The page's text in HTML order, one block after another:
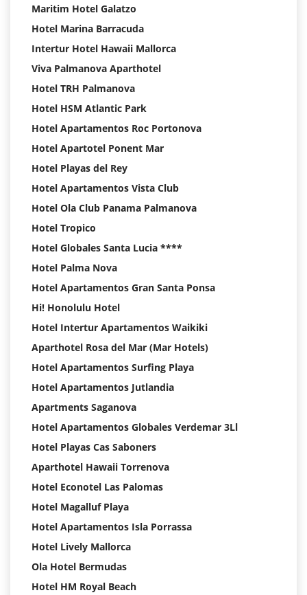
Maritim Hotel Galatzo
Hotel Marina Barracuda
Intertur Hotel Hawaii Mallorca
Viva Palmanova Aparthotel
Hotel TRH Palmanova
Hotel HSM Atlantic Park
Hotel Apartamentos Roc Portonova
Hotel Apartotel Ponent Mar
Hotel Playas del Rey
Hotel Apartamentos Vista Club
Hotel Ola Club Panama Palmanova
Hotel Tropico
Hotel Globales Santa Lucia ****
Hotel Palma Nova
Hotel Apartamentos Gran Santa Ponsa
Hi! Honolulu Hotel
Hotel Intertur Apartamentos Waikiki
Aparthotel Rosa del Mar (Mar Hotels)
Hotel Apartamentos Surfing Playa
Hotel Apartamentos Jutlandia
Apartments Saganova
Hotel Apartamentos Globales Verdemar 3Ll
Hotel Playas Cas Saboners
Aparthotel Hawaii Torrenova
Hotel Econotel Las Palomas
Hotel Magalluf Playa
Hotel Apartamentos Isla Porrassa
Hotel Lively Mallorca
Ola Hotel Bermudas
Hotel HM Royal Beach